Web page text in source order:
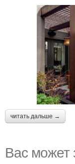
читать дальше →
Вас может